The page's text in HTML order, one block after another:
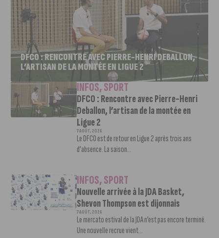
DFCO : RENCONTRE AVEC PIERRE-HENRI DEBALLON,
L’ARTISAN DE LA MONTÉE EN LIGUE 2
INFOS,SPORT
DFCO : Rencontre avec Pierre-Henri
Deballon, l’artisan de la montée en
Ligue 2
7 AOÛT, 2026
Le DFCO est de retour en Ligue 2 après trois ans
d’absence. La saison...
INFOS,SPORT
Nouvelle arrivée à la JDA Basket,
Shevon Thompson est dijonnais
7 AOÛT, 2026
Le mercato estival de la JDA n’est pas encore terminé.
Une nouvelle recrue vient...